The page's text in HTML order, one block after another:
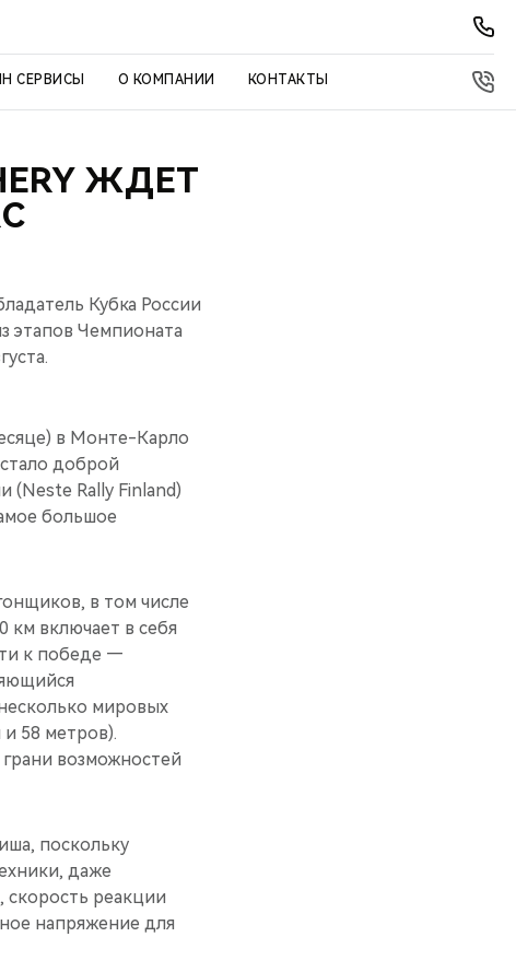
СЕРВИСЫ О КОМПАНИИ КОНТАКТЫ
ЖДЕТ
Кубка России
этапов Чемпионата
в Монте-Карло
доброй
(Neste Rally Finland)
большое
в том числе
км включает в себя
к победе —
мировых
58 метров).
возможностей
поскольку
даже
реакции
напряжение для